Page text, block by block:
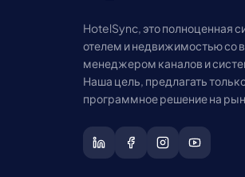
HotelSync, это полноценная
отелем и недвижимостью со
менеджером каналов и
Наша цель, предлагать
программное решение на